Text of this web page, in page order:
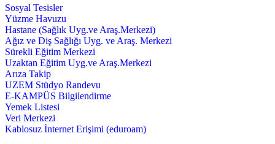
Sosyal Tesisler
Yüzme Havuzu
Hastane (Sağlık Uyg.ve Araş.Merkezi)
Ağız ve Diş Sağlığı Uyg. ve Araş. Merkezi
Sürekli Eğitim Merkezi
Uzaktan Eğitim Uyg.ve Araş.Merkezi
Arıza Takip
UZEM Stüdyo Randevu
E-KAMPÜS Bilgilendirme
Yemek Listesi
Veri Merkezi
Kablosuz İnternet Erişimi (eduroam)